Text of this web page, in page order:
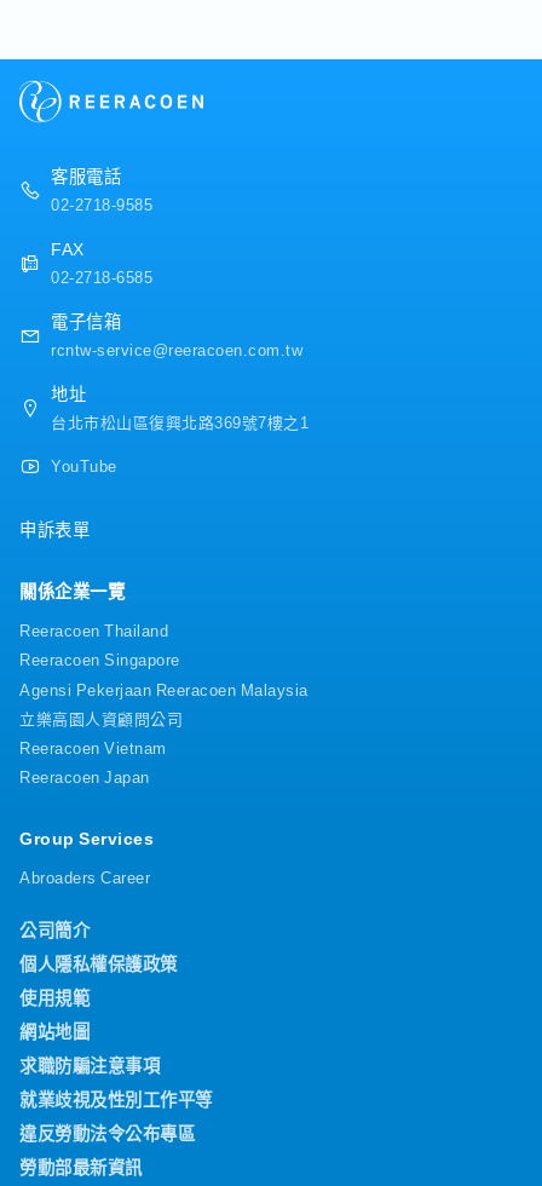
的拜訪、接單與關係維護。入社後將先於市場開發團隊累
積產品知識與市場經驗，未來可依能力與表現發展為通路
業務等職位。
【公司福利】
・三節禮金
・結婚津貼
・久任津貼
・交通津貼（已包含於基本薪資中）
・獎金平均3個月，依業績而定（1月支付）
・年度人事考核
客服電話
02-2718-9585
FAX
02-2718-6585
電子信箱
rcntw-service@reeracoen.com.tw
地址
台北市松山區復興北路369號7樓之1
YouTube
申訴表單
關係企業一覽
Reeracoen Thailand
Reeracoen Singapore
Agensi Pekerjaan Reeracoen Malaysia
立樂高園人資顧問公司
Reeracoen Vietnam
Reeracoen Japan
Group Services
Abroaders Career
公司簡介
個人隱私權保護政策
使用規範
網站地圖
求職防騙注意事項
就業歧視及性別工作平等
違反勞動法令公布專區
勞動部最新資訊